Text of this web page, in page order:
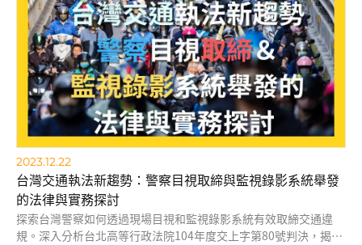
2023.12.22
台灣交通執法新趨勢：警察目視取締與監視錄影系統舉發
的法律與實務探討
探索台灣警察如何透過現場目視和監視錄影系統有效取締交通違
規。深入分析台北高等行政法院104年度交上字第80號判決，揭示